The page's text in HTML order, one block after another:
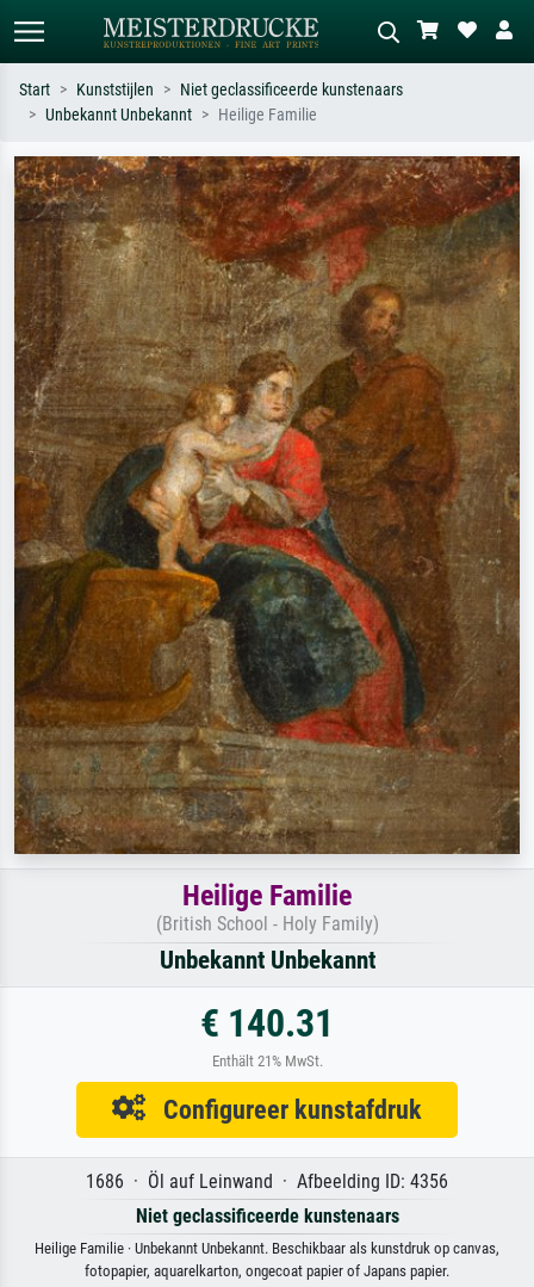
Zoek op kunstenaar, titel of stijl – bijv.
Monet, Sterrennacht, impressionisme,
Hokusai-golf, naakt.
Beschrijf de scène – bijv. groene
weide, abstract met veel rood, donker
olieverfschilderij, staand naakt naast
een boom.
Start Kunststijlen
Niet geclassificeerde kunstenaars
Unbekannt Unbekannt
Heilige Familie
Heilige Familie
(British School - Holy Family)
Unbekannt Unbekannt
€ 140.31
Enthält 21% MwSt.
Configureer kunstafdruk
1686 · Öl auf Leinwand · Afbeelding ID: 4356
Niet geclassificeerde kunstenaars
Heilige Familie · Unbekannt Unbekannt. Beschikbaar als kunstdruk op canvas,
fotopapier, aquarelkarton, ongecoat papier of Japans papier.